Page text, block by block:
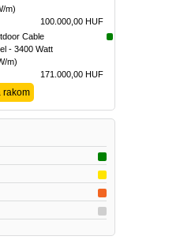
m)
100.000,00 HUF
Cable
- 3400 Watt
m)
171.000,00 HUF
rakom